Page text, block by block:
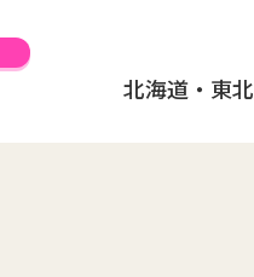
北海道・東北